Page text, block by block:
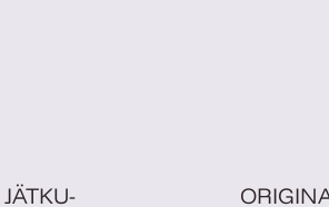
JÄTKU-